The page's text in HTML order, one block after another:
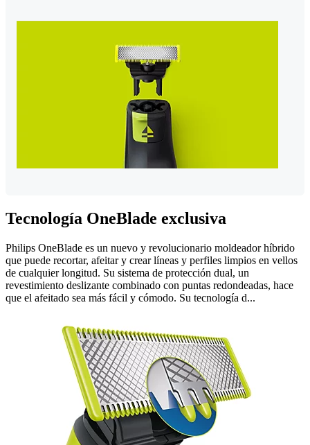
Tecnología OneBlade exclusiva
Philips OneBlade es un nuevo y revolucionario moldeador híbrido
que puede recortar, afeitar y crear líneas y perfiles limpios en vellos
de cualquier longitud. Su sistema de protección dual, un
revestimiento deslizante combinado con puntas redondeadas, hace
que el afeitado sea más fácil y cómodo. Su tecnología d...